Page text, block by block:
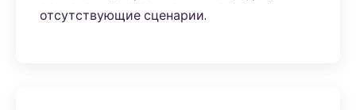
отсутствующие сценарии.